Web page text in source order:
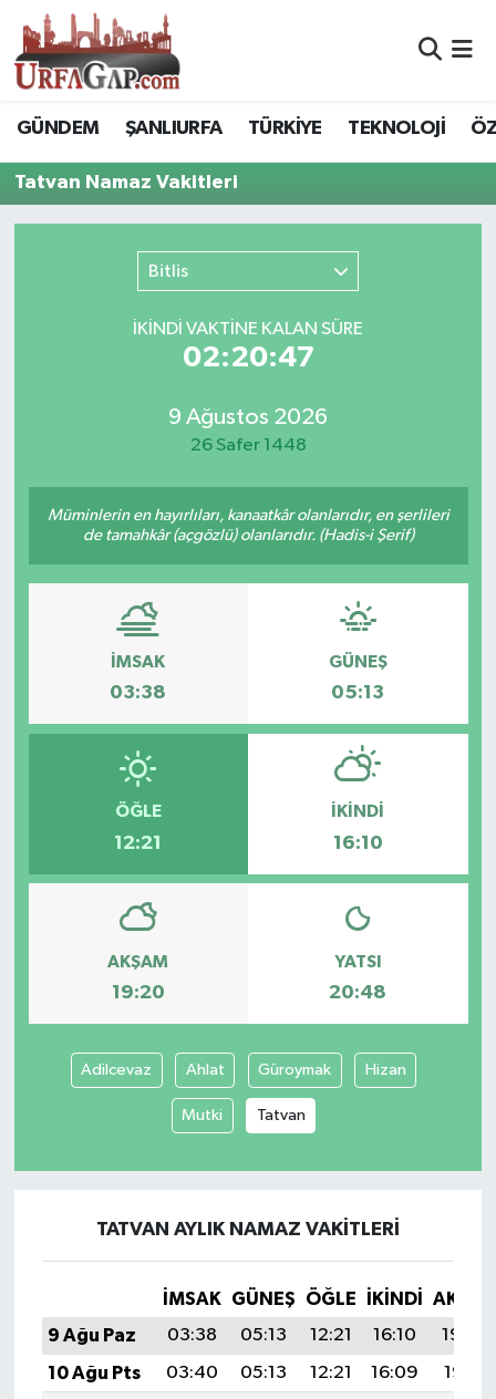
GÜNDEM ŞANLIURFA TÜRKİYE TEKNOLOJİ
Tatvan Namaz Vakitleri
Bitlis
İKINDI VAKTİNE KALAN SÜRE
02:20:47
9 Ağustos 2026
26 Safer 1448
Müminlerin en hayırlıları, kanaatkâr olanlarıdır, en şerlileri
de tamahkâr (açgözlü) olanlarıdır. (Hadis-i Şerif)
İMSAK
03:38
GÜNEŞ
05:13
ÖĞLE
12:21
İKINDI
16:10
AKŞAM
19:20
YATSI
20:48
Adilcevaz Ahlat Güroymak Hizan
Mutki Tatvan
TATVAN AYLIK NAMAZ VAKITLERI
İMSAK GÜNEŞ ÖĞLE İKINDI
9 Ağu Paz
03:38 05:13 12:21 16:10
19:20
10 Ağu Pts
03:40 05:13 12:21 16:09
19:19
Nöbetçi Eczaneler
Hava Durumu
Trafik Durumu
Tüm Manşetler
Son Dakika Haberleri